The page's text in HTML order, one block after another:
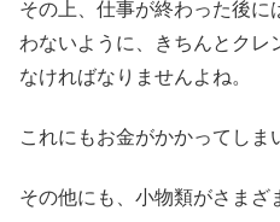
その上、仕事が終わった後に
わないように、きちんとクレ
なければなりませんよね。
これにもお金がかかってしま
その他にも、小物類がさまざ